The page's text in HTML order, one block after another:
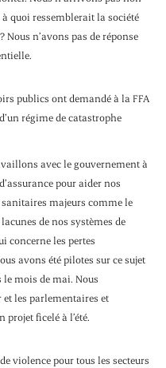
quoi ressemblerait la société
Nous n’avons pas de réponse
publics ont demandé à la FFA
régime de catastrophe
avec le gouvernement à
pour aider nos
majeurs comme le
de nos systèmes de
concerne les pertes
avons été pilotes sur ce sujet
mois de mai. Nous
les parlementaires et
projet ficelé à l’été.
violence pour tous les secteurs